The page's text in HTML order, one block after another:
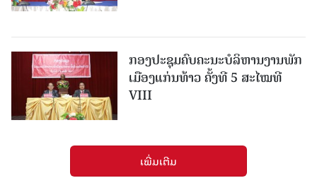
ກອງປະຊຸມຄົບຄະນະບໍລິຫານງານພັກ
ເມືອງແກ່ນ​ທ້າວ ຄັ້ງທີ 5 ສະໄໝທີ
VIII
ເພີ່ມເຕີມ